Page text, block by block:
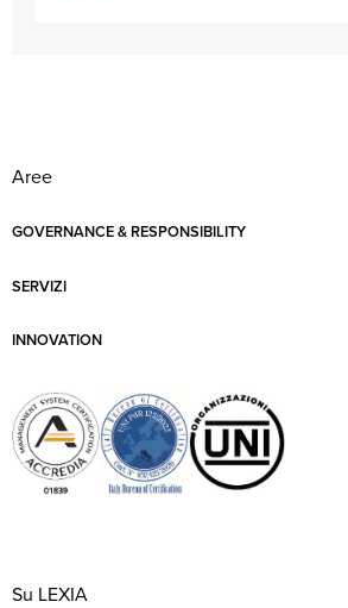
Aree
GOVERNANCE & RESPONSIBILITY
SERVIZI
INNOVATION
Su LEXIA